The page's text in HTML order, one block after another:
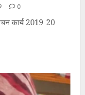
0
कार्य 2019-20